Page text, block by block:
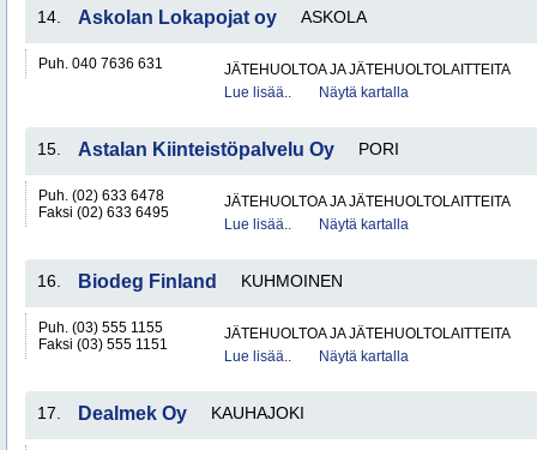
14. Askolan Lokapojat oy ASKOLA
Puh. 040 7636 631
JÄTEHUOLTOA JA JÄTEHUOLTOLAITTEITA
Lue lisää..
Näytä kartalla
15. Astalan Kiinteistöpalvelu Oy PORI
Puh. (02) 633 6478
Faksi (02) 633 6495
JÄTEHUOLTOA JA JÄTEHUOLTOLAITTEITA
Lue lisää..
Näytä kartalla
16. Biodeg Finland KUHMOINEN
Puh. (03) 555 1155
Faksi (03) 555 1151
JÄTEHUOLTOA JA JÄTEHUOLTOLAITTEITA
Lue lisää..
Näytä kartalla
17. Dealmek Oy KAUHAJOKI